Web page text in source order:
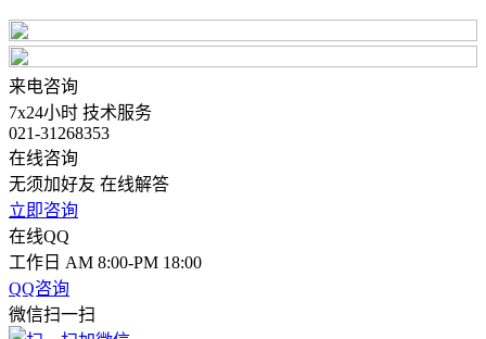
来电咨询
7x24小时 技术服务
021-31268353
在线咨询
无须加好友 在线解答
立即咨询
在线QQ
工作日 AM 8:00-PM 18:00
QQ咨询
微信扫一扫